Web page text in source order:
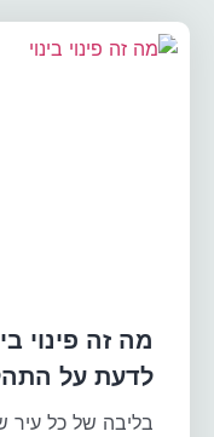
מה זה פינוי
לדעת על
בליבה של כל עיר